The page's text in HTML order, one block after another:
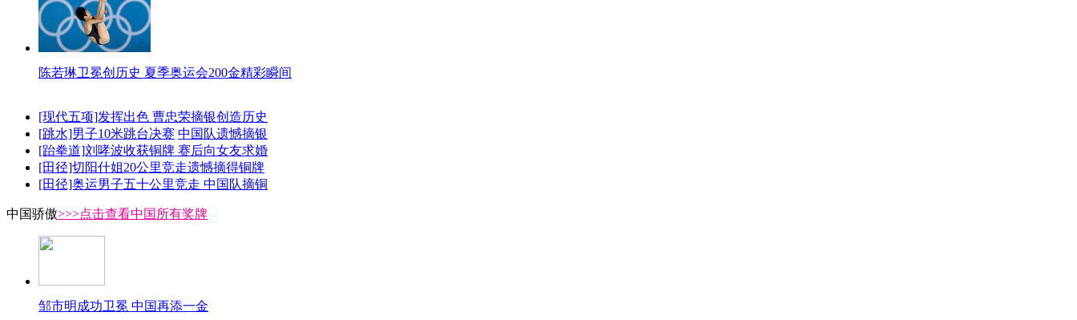
陈若琳卫冕创历史 夏季奥运会200金精彩瞬间
[现代五项]发挥出色 曹忠荣摘银创造历史
[跳水]男子10米跳台决赛 中国队遗憾摘银
[跆拳道]刘哮波收获铜牌 赛后向女友求婚
[田径]切阳什姐20公里竞走遗憾摘得铜牌
[田径]奥运男子五十公里竞走 中国队摘铜
中国骄傲>>>点击查看中国所有奖牌
邹市明成功卫冕 中国再添一金